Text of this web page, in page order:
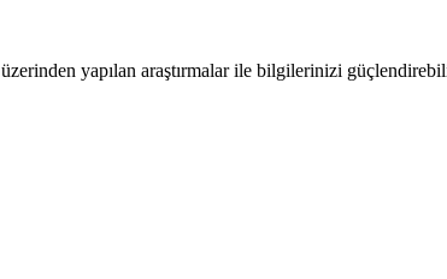
üzerinden yapılan araştırmalar ile bilgilerinizi